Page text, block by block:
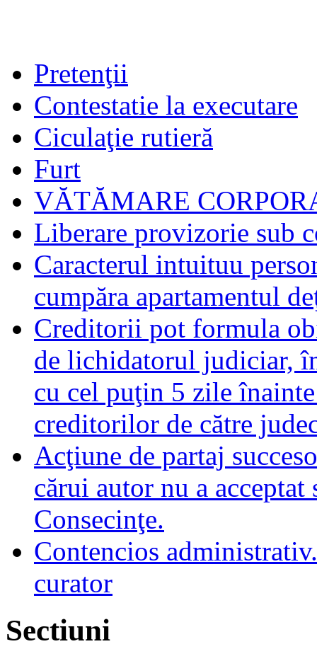
Pretenţii
Contestatie la executare
Ciculaţie rutieră
Furt
VĂTĂMARE
Liberare provizorie sub
Caracterul intuituu
cumpăra apartamentul
Creditorii pot formula
de lichidatorul judiciar,
cu cel puţin 5 zile
creditorilor de către
Acţiune de partaj
cărui autor nu a
Consecinţe.
Contencios
curator
Sectiuni